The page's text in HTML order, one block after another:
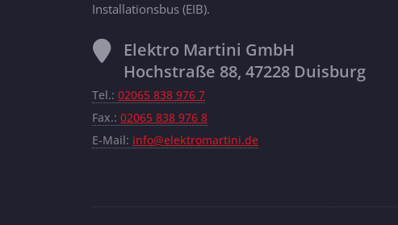
Installationsbus (EIB).
Elektro Martini GmbH
Hochstraße 88, 47228 Duisburg
Tel.: 02065 838 976 7
Fax.: 02065 838 976 8
E-Mail: info@elektromartini.de